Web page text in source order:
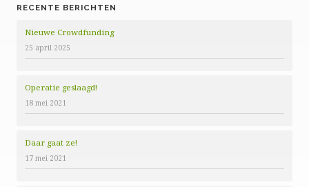
RECENTE BERICHTEN
Nieuwe Crowdfunding
25 april 2025
Operatie geslaagd!
18 mei 2021
Daar gaat ze!
17 mei 2021